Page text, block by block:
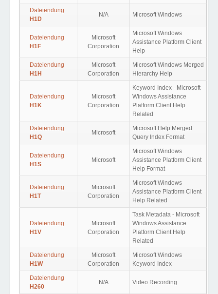
Dateiendung
H1D
N/A Microsoft Windows
Dateiendung
H1F
Microsoft
Corporation
Microsoft Windows
Assistance Platform Client
Help
Dateiendung
H1H
Microsoft
Corporation
Microsoft Windows Merged
Hierarchy Help
Dateiendung
H1K
Microsoft
Corporation
Keyword Index - Microsoft
Windows Assistance
Platform Client Help
Related
Dateiendung
H1Q
Microsoft
Microsoft Help Merged
Query Index Format
Dateiendung
H1S
Microsoft
Microsoft Windows
Assistance Platform Client
Help Format
Dateiendung
H1T
Microsoft
Corporation
Microsoft Windows
Assistance Platform Client
Help Related
Dateiendung
H1V
Microsoft
Corporation
Task Metadata - Microsoft
Windows Assistance
Platform Client Help
Related
Dateiendung
H1W
Microsoft
Corporation
Microsoft Windows
Keyword Index
Dateiendung
H260
N/A Video Recording